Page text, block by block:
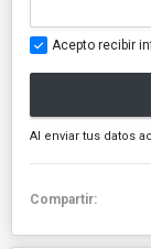
Acepto recibir
Al enviar tus datos
Compartir: